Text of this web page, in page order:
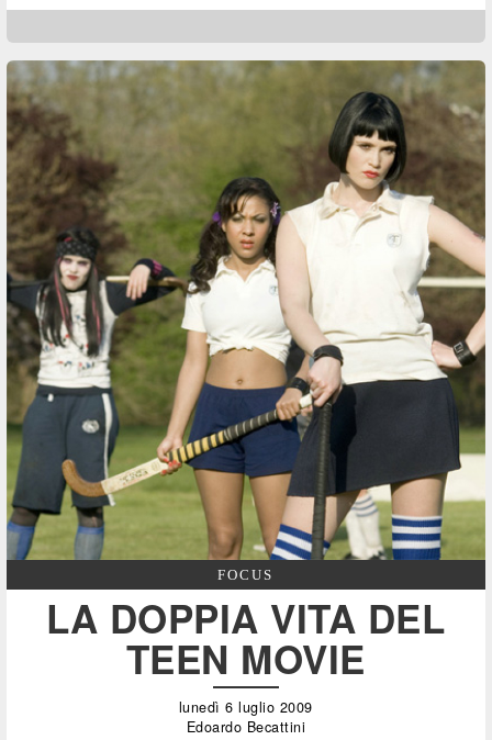
FOCUS
LA DOPPIA VITA DEL
TEEN MOVIE
lunedì 6 luglio 2009
Edoardo Becattini